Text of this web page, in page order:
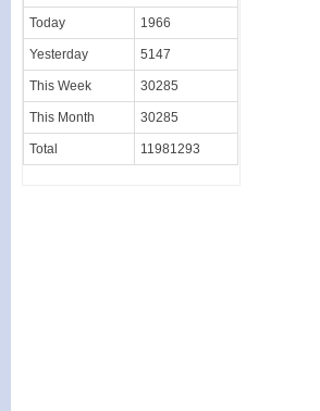
Today 1966
Yesterday 5147
This Week 30285
This Month 30285
Total 11981293